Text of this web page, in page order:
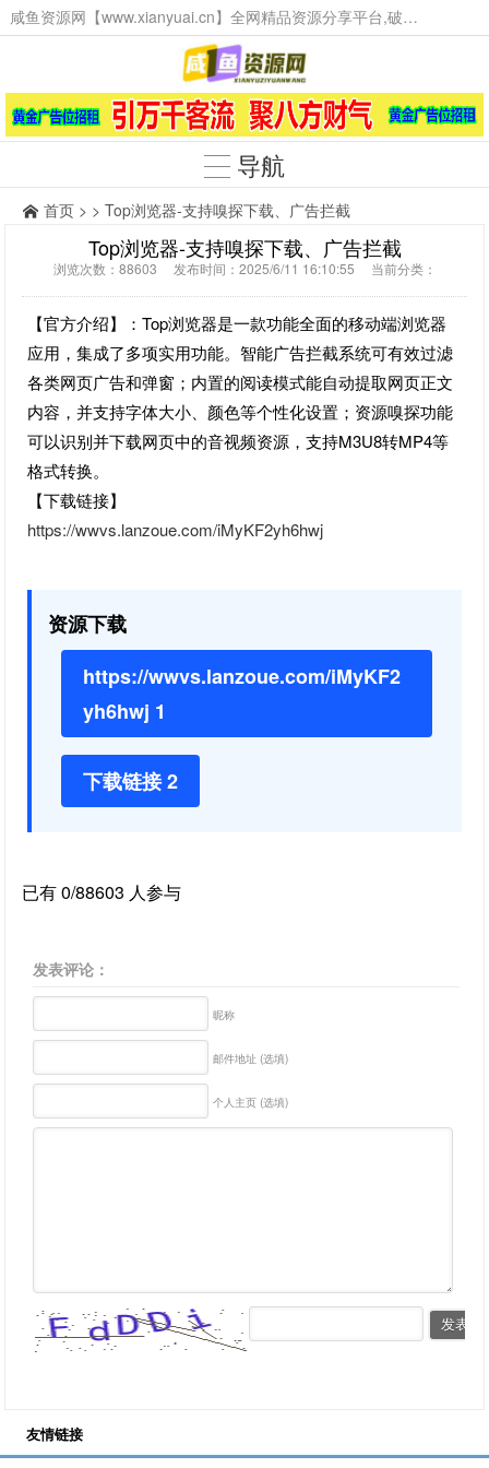
咸鱼资源网【www.xianyuai.cn】全网精品资源分享平台,破解软件,技术源码,火爆项目,工具辅助,这里无所不有。
导航
首页 > > Top浏览器-支持嗅探下载、广告拦截
Top浏览器-支持嗅探下载、广告拦截
浏览次数：88603 发布时间：2025/6/11 16:10:55 当前分类：
【官方介绍】：Top浏览器是一款功能全面的移动端浏览器
应用，集成了多项实用功能。智能广告拦截系统可有效过滤
各类网页广告和弹窗；内置的阅读模式能自动提取网页正文
内容，并支持字体大小、颜色等个性化设置；资源嗅探功能
可以识别并下载网页中的音视频资源，支持M3U8转MP4等
格式转换。
【下载链接】
https://wwvs.lanzoue.com/iMyKF2yh6hwj
资源下载
https://wwvs.lanzoue.com/iMyKF2
yh6hwj 1
下载链接 2
已有 0/88603 人参与
发表评论：
昵称
邮件地址 (选填)
个人主页 (选填)
友情链接